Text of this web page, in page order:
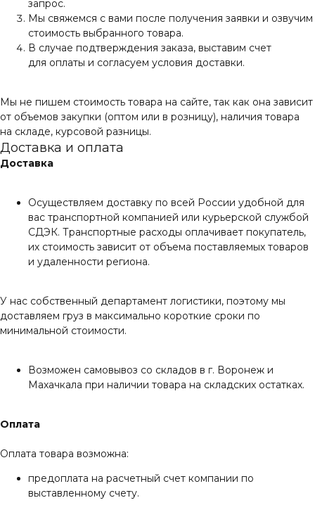
запрос.
Мы свяжемся с вами после получения заявки и озвучим
стоимость выбранного товара.
В случае подтверждения заказа, выставим счет
для оплаты и согласуем условия доставки.
Мы не пишем стоимость товара на сайте, так как она зависит
от объемов закупки (оптом или в розницу), наличия товара
на складе, курсовой разницы.
Доставка и оплата
Доставка
Осуществляем доставку по всей России удобной для
вас транспортной компанией или курьерской службой
СДЭК. Транспортные расходы оплачивает покупатель,
их стоимость зависит от объема поставляемых товаров
и удаленности региона.
У нас собственный департамент логистики, поэтому мы
доставляем груз в максимально короткие сроки по
минимальной стоимости.
Возможен самовывоз со складов в г. Воронеж и
Махачкала при наличии товара на складских остатках.
Оплата
Оплата товара возможна:
предоплата на расчетный счет компании по
выставленному счету.